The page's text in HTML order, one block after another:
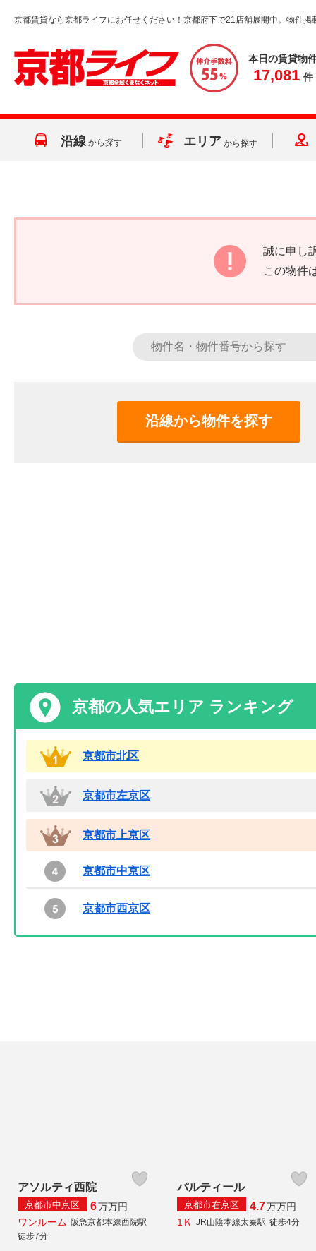
京都賃貸なら京都ライフにお任せください！京都府下で21店舗展開中。物件掲
本日の賃貸物
17,081 件
沿線 から探す エリア から探す
誠に申し
この物件
沿線から物件を探す
京都の人気エリア ランキング
京都市北区
京都市左京区
京都市上京区
京都市中京区
京都市西京区
アソルティ西院
京都市中京区 6万万円
ワンルーム 阪急京都本線西院駅
徒歩7分
パルティール
京都市右京区 4.7万万円
1Ｋ
JR山陰本線太秦駅 徒歩4分